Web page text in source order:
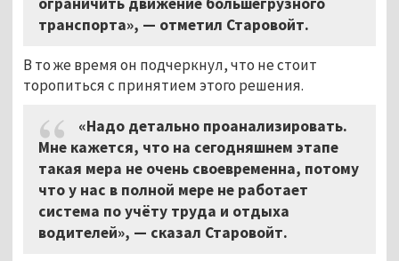
транспорта», — отметил Старовойт.
В то же время он подчеркнул, что не стоит
торопиться с принятием этого решения.
«Надо детально проанализировать.
Мне кажется, что на сегодняшнем этапе
такая мера не очень своевременна, потому
что у нас в полной мере не работает
система по учёту труда и отдыха
водителей», — сказал Старовойт.